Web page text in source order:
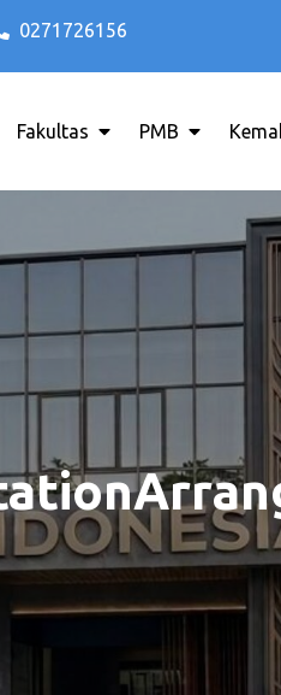
0271726156
Raya ITB AAS
Fakultas PMB